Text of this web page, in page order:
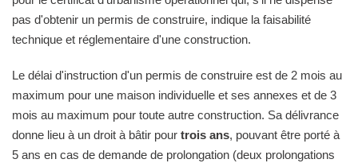
pas d'obtenir un permis de construire, indique la faisabilité
technique et réglementaire d'une construction.
Le délai d'instruction d'un permis de construire est de 2 mois au
maximum pour une maison individuelle et ses annexes et de 3
mois au maximum pour toute autre construction. Sa délivrance
donne lieu à un droit à bâtir pour trois ans, pouvant être porté à
5 ans en cas de demande de prolongation (deux prolongations